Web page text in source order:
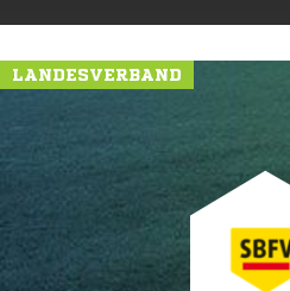
LANDESVERBAND